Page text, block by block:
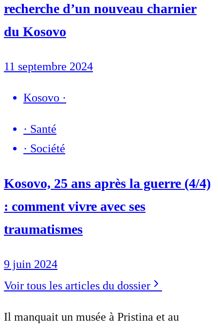
recherche d’un nouveau charnier
du Kosovo
11 septembre 2024
Kosovo ·
· Santé
· Société
Kosovo, 25 ans après la guerre (4/4)
: comment vivre avec ses
traumatismes
9 juin 2024
Voir tous les articles du dossier
Il manquait un musée à Pristina et au